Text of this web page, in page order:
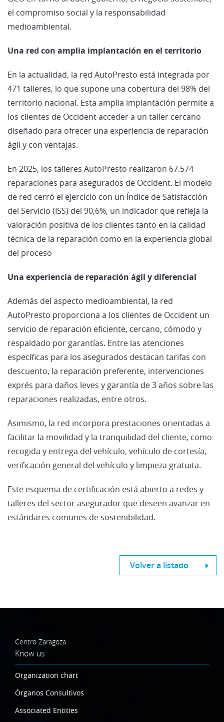
el compromiso social y la responsabilidad
medioambiental.
Una red con amplia implantación en el territorio
En la actualidad, la red AutoPresto está integrada por
471 talleres, lo que supone una cobertura del 98% del
territorio nacional. Esta amplia implantación permite a
los clientes de Occident acceder a un taller cercano
diseñado para ofrecer una experiencia de reparación
ágil y con ventajas.
En 2025, los talleres AutoPresto realizaron 67.574
reparaciones para asegurados de Occident. El modelo
de red cerró el ejercicio con un Índice de Satisfacción
del Servicio (ISS) del 90,6%, un indicador que refleja la
valoración positiva de los clientes tanto en la calidad
técnica de la reparación como en la experiencia global
del proceso
Una experiencia de reparación ágil y diferencial
Además del aspecto medioambiental, la red
AutoPresto proporciona a los clientes de Occident un
servicio de reparación eficiente, cercano, cómodo y
respaldado por garantías. Entre las atenciones
específicas para los asegurados destacan tarifas con
descuento, la reparación preferente, intervenciones
exprés para daños leves y garantía de 3 años sobre las
reparaciones realizadas, entre otros.
Asimismo, la red incorpora prestaciones orientadas a
facilitar la movilidad y la tranquilidad del cliente, como
recogida y entrega del vehículo, vehículo de cortesía,
verificación general del vehículo y limpieza gratuita.
Este esquema de certificación está abierto a redes y
talleres del sector asegurador que deseen avanzar en
estándares comunes de sostenibilidad.
Volver a listado
Centro Zaragoza
Know us
Organization chart
Órganos Consultivos
Associated Entities